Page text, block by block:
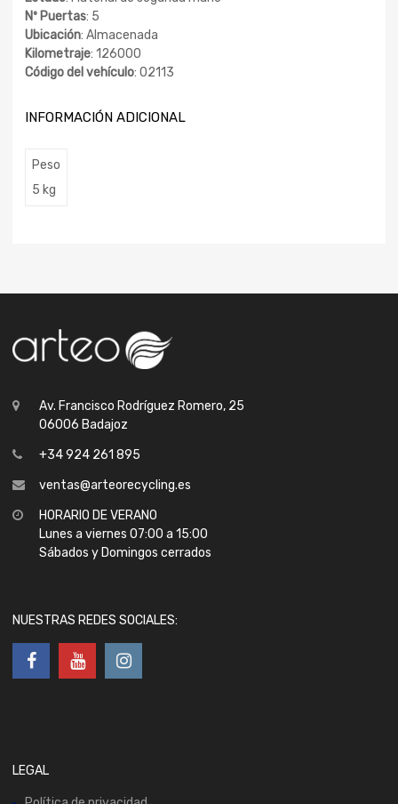
Nº Puertas: 5
Ubicación: Almacenada
Kilometraje: 126000
Código del vehículo: 02113
INFORMACIÓN ADICIONAL
Peso
5 kg
Av. Francisco Rodríguez Romero, 25
06006 Badajoz
+34 924 261 895
ventas@arteorecycling.es
HORARIO DE VERANO
Lunes a viernes 07:00 a 15:00
Sábados y Domingos cerrados
NUESTRAS REDES SOCIALES:
LEGAL